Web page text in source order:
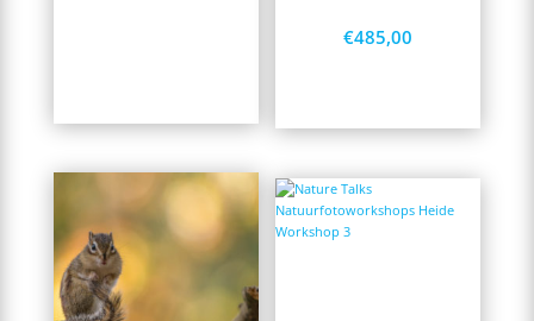
€485,00
multiple
variants.
The
options